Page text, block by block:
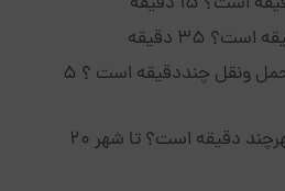
35 دقیقه
فاصله تا دسترسی های حمل ونقل چنددقیقه است ؟ 5
فاصله تا شهر یا خارج شهرچند دقیقه است؟ تا شهر 20